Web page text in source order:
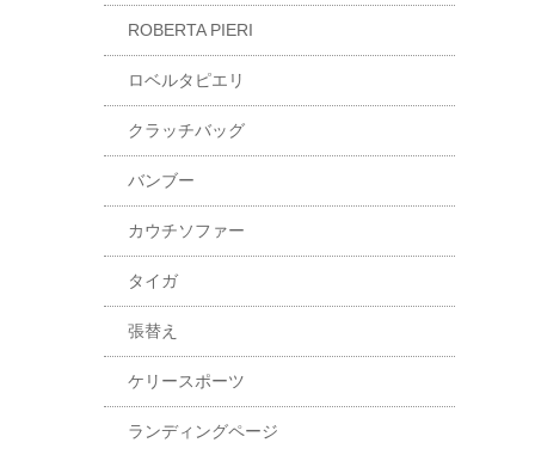
ROBERTA PIERI
ロベルタピエリ
クラッチバッグ
バンブー
カウチソファー
タイガ
張替え
ケリースポーツ
ランディングページ